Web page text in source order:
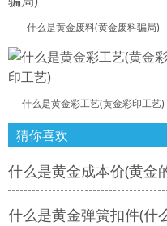
什么是黄金废料(黄金废料骗局)
什么是黄金彩工艺(黄金彩印工艺)
猜你喜欢
什么是黄金成本价(黄金
什么是黄金弹簧扣件(什